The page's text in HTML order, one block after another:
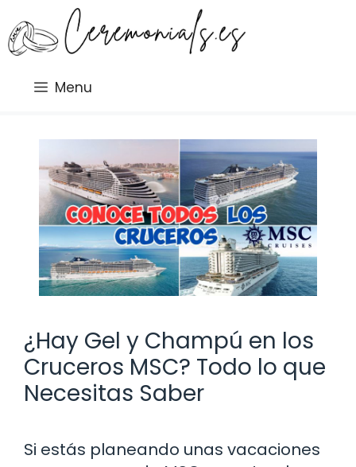
al
contenido
Menu
¿Hay Gel y Champú en los
Cruceros MSC? Todo lo que
Necesitas Saber
Si estás planeando unas vacaciones